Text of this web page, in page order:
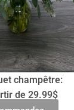
champêtre:
de 29.99$